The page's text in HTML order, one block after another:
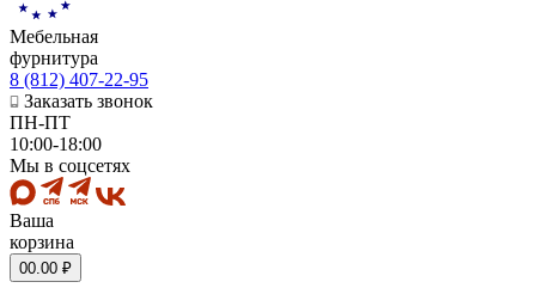
Мебельная
фурнитура
8 (812) 407-22-95
Заказать звонок
ПН-ПТ
10:00-18:00
Мы в соцсетях
Ваша
корзина
00.00 ₽